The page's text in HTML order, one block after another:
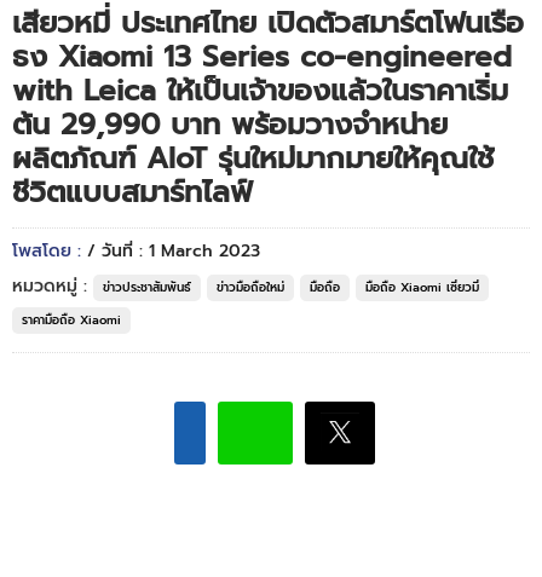
เสียวหมี่ ประเทศไทย เปิดตัวสมาร์ตโฟนเรือ
ธง Xiaomi 13 Series co-engineered
with Leica ให้เป็นเจ้าของแล้วในราคาเริ่ม
ต้น 29,990 บาท พร้อมวางจำหน่าย
ผลิตภัณฑ์ AIoT รุ่นใหม่มากมายให้คุณใช้
ชีวิตแบบสมาร์ทไลฟ์
โพสโดย : / วันที่ : 1 March 2023
หมวดหมู่ :
ข่าวประชาสัมพันธ์ ข่าวมือถือใหม่ มือถือ
มือถือ Xiaomi เซี่ยวมี่
ราคามือถือ Xiaomi